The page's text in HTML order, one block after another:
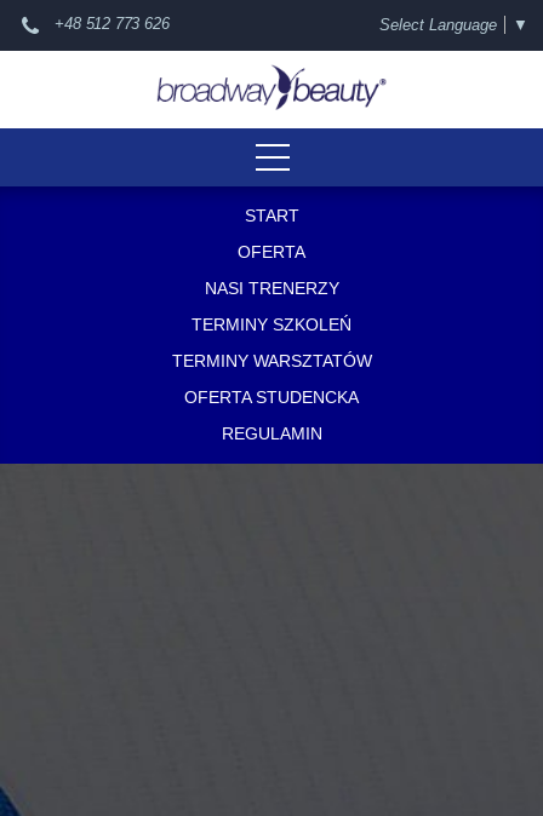
+48 512 773 626 Select Language ▼
START
OFERTA
NASI TRENERZY
TERMINY SZKOLEŃ
TERMINY WARSZTATÓW
OFERTA STUDENCKA
REGULAMIN